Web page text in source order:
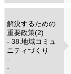
解決するための
重要政策(2)
- 38.地域コミュ
ニティづくり
-
-